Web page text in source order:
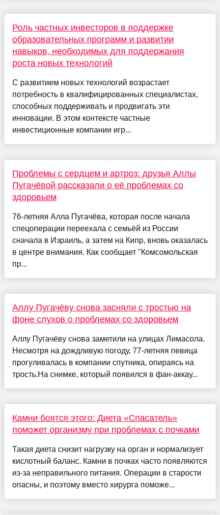
Роль частных инвесторов в поддержке
образовательных программ и развитии
навыков, необходимых для поддержания
роста новых технологий
С развитием новых технологий возрастает
потребность в квалифицированных специалистах,
способных поддерживать и продвигать эти
инновации. В этом контексте частные
инвестиционные компании игр...
Проблемы с сердцем и артроз: друзья Аллы
Пугачёвой рассказали о её проблемах со
здоровьем
76-летняя Алла Пугачёва, которая после начала
спецоперации переехала с семьёй из России
сначала в Израиль, а затем на Кипр, вновь оказалась
в центре внимания. Как сообщает "Комсомольская
пр...
Аллу Пугачёву снова засняли с тростью на
фоне слухов о проблемах со здоровьем
Аллу Пугачёву снова заметили на улицах Лимасола.
Несмотря на дождливую погоду, 77-летняя певица
прогуливалась в компании спутника, опираясь на
трость.На снимке, который появился в фан-аккау...
Камни боятся этого: Диета «Спасатель»
поможет организму при проблемах с почками
Такая диета снизит нагрузку на орган и нормализует
кислотный баланс. Камни в почках часто появляются
из-за неправильного питания. Операции в старости
опасны, и поэтому вместо хирурга поможе...